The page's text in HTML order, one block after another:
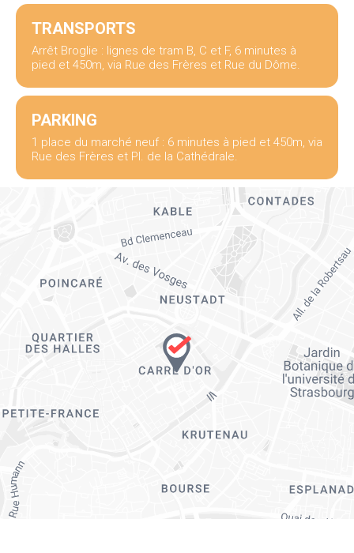
TRANSPORTS
Arrêt Broglie : lignes de tram B, C et F, 6 minutes à
pied et 450m, via Rue des Frères et Rue du Dôme.
PARKING
1 place du marché neuf : 6 minutes à pied et 450m, via
Rue des Frères et Pl. de la Cathédrale.